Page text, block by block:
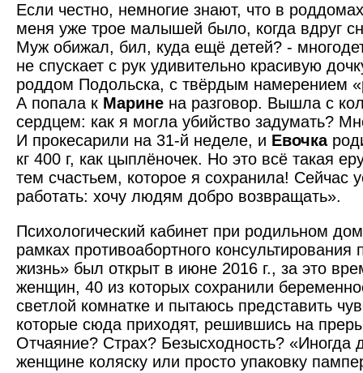
Если честно, немногие знают, что в
меня уже трое малышей было, когда вдруг
Муж обижал, бил, куда ещё детей? -
не спускает с рук удивительно красивую
роддом Подольска, с твёрдым намерением
А попала к Марине на разговор. Вышла с
сердцем: как я могла убийство задумать?
И прокесарили на 31-й неделе, и Евочка
кг 400 г, как цыплёночек. Но это всё такая
тем счастьем, которое я сохранила! Сейчас
работать: хочу людям добро возвращать».
Психологический кабинет при родильном
рамках противоабортного
жизнь» был открыт в июне 2016 г., за это
женщин, 40 из которых сохранили
светлой комнатке и пытаюсь представить
которые сюда приходят, решившись на
Отчаяние? Страх? Безысходность? «Иногда
женщине коляску или просто упаковку